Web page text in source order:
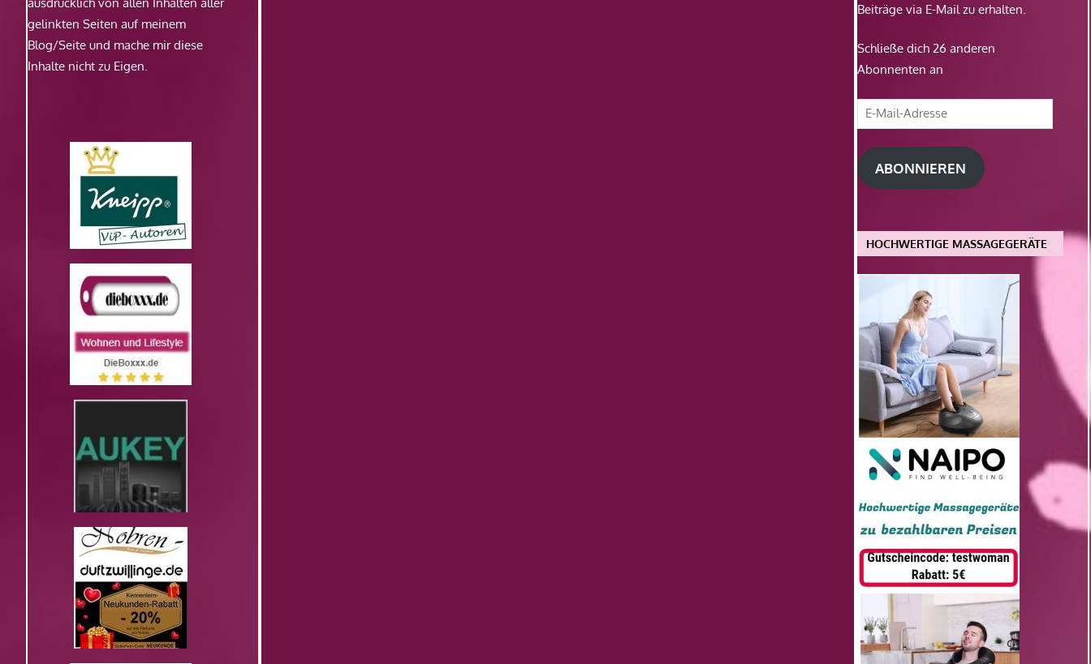
gelinkten Seiten auf meinem
Blog/Seite und mache mir diese
Inhalte nicht zu Eigen.
Beiträge via E-Mail zu erhalten.
Schließe dich 26 anderen
Abonnenten an
E-
Mail-
Adresse
ABONNIEREN
HOCHWERTIGE MASSAGEGERÄTE